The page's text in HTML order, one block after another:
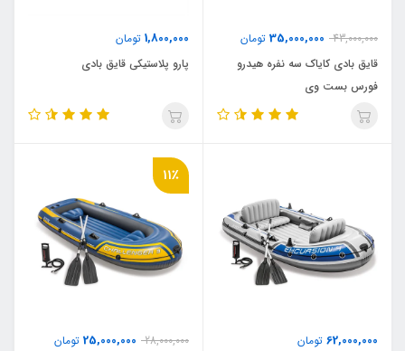
43,000,000
35,000,000 تومان
قایق بادی کایاک سه نفره هیدرو
فورس بست وی
1,800,000 تومان
پارو پلاستیکی قایق بادی
62,000,000 تومان
11٪
28,000,000
25,000,000 تومان